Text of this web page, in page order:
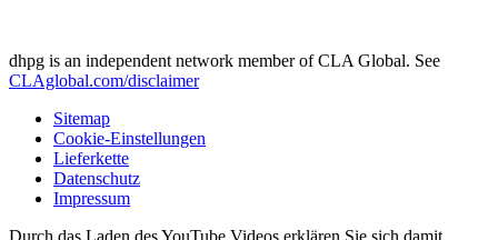
dhpg is an independent network member of CLA Global. See
CLAglobal.com/disclaimer
Sitemap
Cookie-Einstellungen
Lieferkette
Datenschutz
Impressum